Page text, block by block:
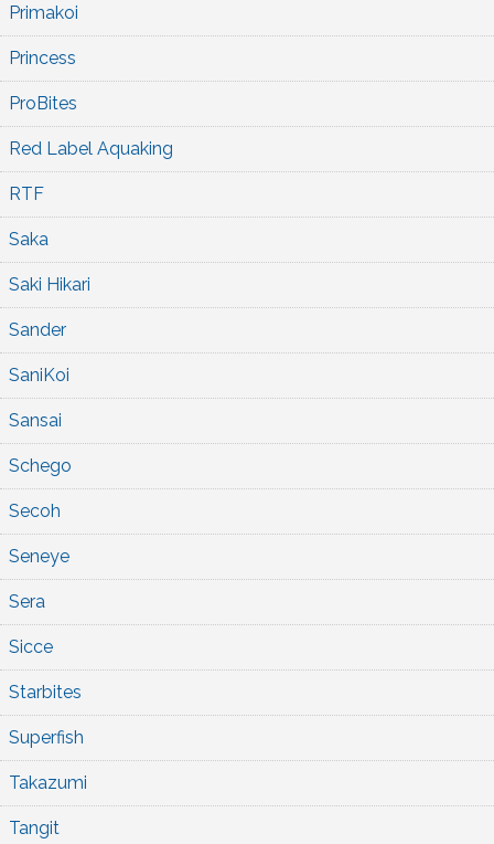
Primakoi
Princess
ProBites
Red Label Aquaking
RTF
Saka
Saki Hikari
Sander
SaniKoi
Sansai
Schego
Secoh
Seneye
Sera
Sicce
Starbites
Superfish
Takazumi
Tangit